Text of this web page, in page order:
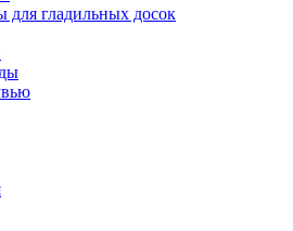
для гладильных досок